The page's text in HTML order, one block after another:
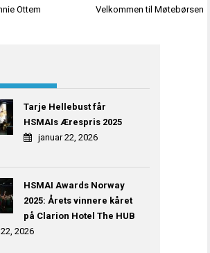
Ottem Velkommen til Møtebørsen
Tarje Hellebust får
HSMAIs Ærespris 2025
januar 22, 2026
HSMAI Awards Norway
2025: Årets vinnere kåret
på Clarion Hotel The HUB
2026